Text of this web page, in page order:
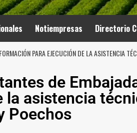
Notiempresas Directorio
PARA EJECUCIÓN DE LA ASISTENCIA
de
la asistencia
Poechos